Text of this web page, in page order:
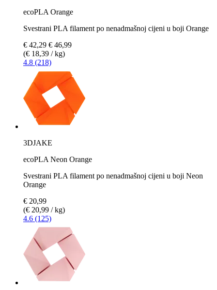
ecoPLA Orange
Svestrani PLA filament po nenadmašnoj cijeni u boji Orange
€ 42,29 € 46,99
(€ 18,39 / kg)
4.8 (218)
3DJAKE
ecoPLA Neon Orange
Svestrani PLA filament po nenadmašnoj cijeni u boji Neon
Orange
€ 20,99
(€ 20,99 / kg)
4.6 (125)